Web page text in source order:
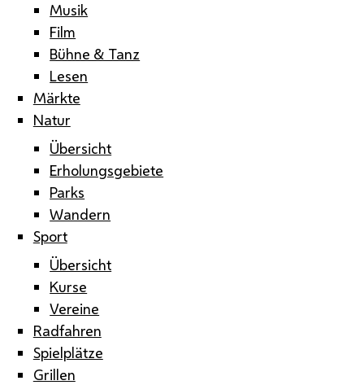
Musik
Film
Bühne & Tanz
Lesen
Märkte
Natur
Übersicht
Erholungsgebiete
Parks
Wandern
Sport
Übersicht
Kurse
Vereine
Radfahren
Spielplätze
Grillen